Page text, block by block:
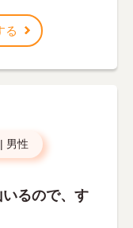
る
| 男性
るので、す